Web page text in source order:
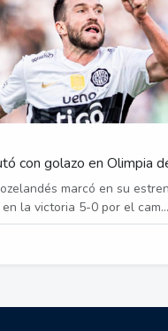
con golazo en Olimpia
marcó en su
la victoria 5-0 por el cam...